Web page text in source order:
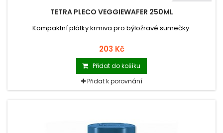
TETRA PLECO VEGGIEWAFER 250ML
Kompaktní plátky krmiva pro býložravé sumečky.
203 Kč
Přidat do košíku
Přidat k porovnání